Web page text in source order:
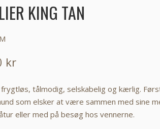
KING TAN
kr
tålmodig, selskabelig og kærlig.
som elsker at være sammen med sine
eller med på besøg hos vennerne.